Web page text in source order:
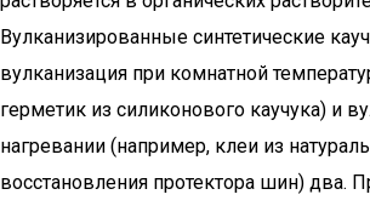
Вулканизированные синтетические
вулканизация при комнатной
герметик из силиконового каучука) и
нагревании (например, клеи из
восстановления протектора шин) два.